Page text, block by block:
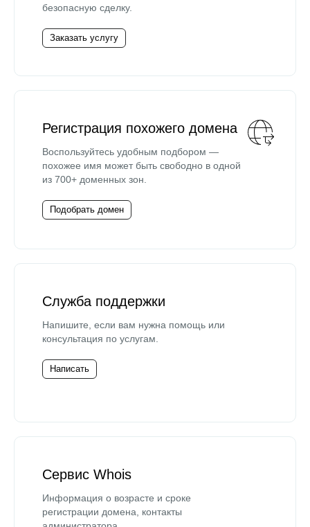
безопасную сделку.
Заказать услугу
Регистрация похожего домена
Воспользуйтесь удобным подбором —
похожее имя может быть свободно в одной
из 700+ доменных зон.
Подобрать домен
Служба поддержки
Напишите, если вам нужна помощь или
консультация по услугам.
Написать
Сервис Whois
Информация о возрасте и сроке
регистрации домена, контакты